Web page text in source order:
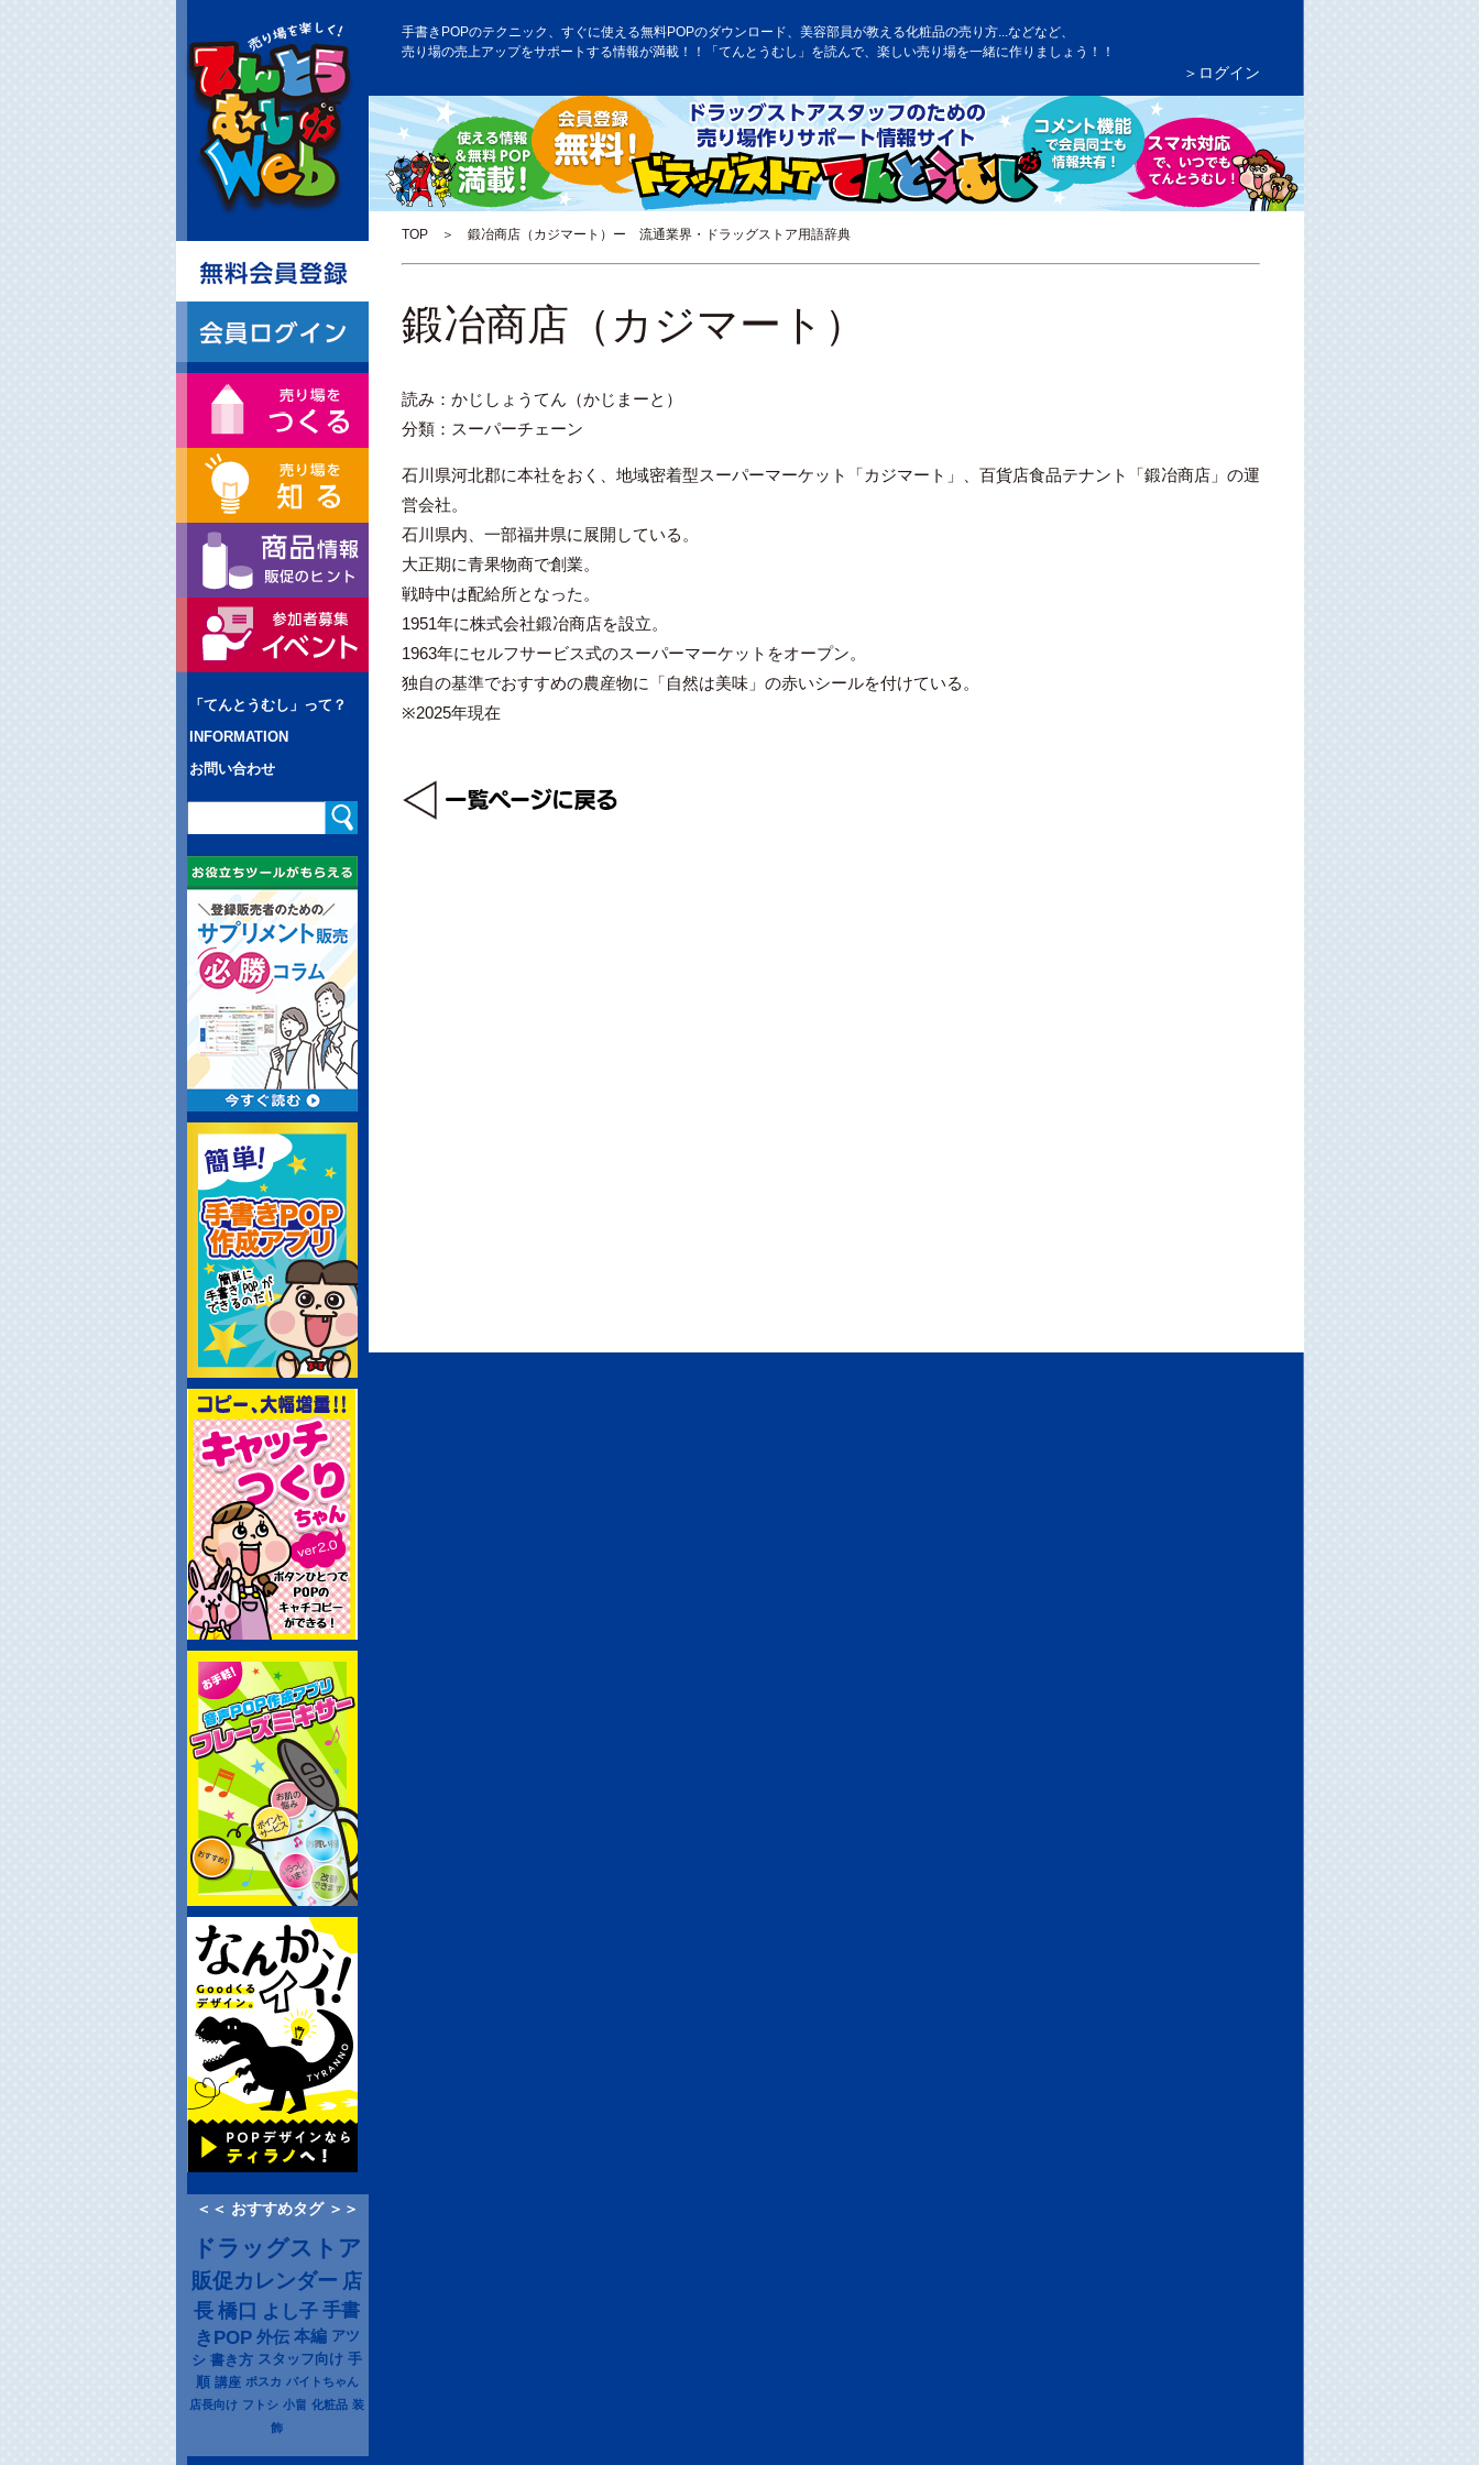
手書きPOPのテクニック、すぐに使える無料POPのダウンロード、美容部員が教える化粧品の売り方...などなど、
売り場の売上アップをサポートする情報が満載！！「てんとうむし」を読んで、楽しい売り場を一緒に作りましょう！！
＞ログイン
TOP＞ 鍛冶商店（カジマート）ー 流通業界・ドラッグストア用語辞典
「てんとうむし」って？
INFORMATION
お問い合わせ
＜＜ おすすめタグ ＞＞
ドラッグストア
販促カレンダー 店
長 橋口 よし子 手書
きPOP 外伝 本編 アツ
シ 書き方 スタッフ向け 手
順 講座 ポスカ バイトちゃん
店長向け フトシ 小畠 化粧品 装
飾
鍛冶商店（カジマート）
読み：かじしょうてん（かじまーと）
分類：スーパーチェーン
石川県河北郡に本社をおく、地域密着型スーパーマーケット「カジマート」、百貨店食品テナント「鍛冶商店」の運
営会社。
石川県内、一部福井県に展開している。
大正期に青果物商で創業。
戦時中は配給所となった。
1951年に株式会社鍛冶商店を設立。
1963年にセルフサービス式のスーパーマーケットをオープン。
独自の基準でおすすめの農産物に「自然は美味」の赤いシールを付けている。
※2025年現在